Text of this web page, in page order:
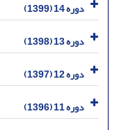
دوره 14 (1399)
دوره 13 (1398)
دوره 12 (1397)
دوره 11 (1396)